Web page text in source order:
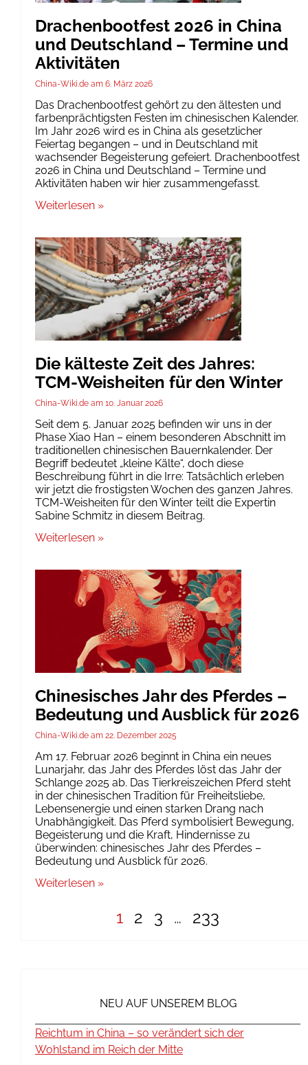
Drachenbootfest 2026 in China
und Deutschland – Termine und
Aktivitäten
China-Wiki.de 6. März 2026
Das Drachenbootfest gehört zu den ältesten und
farbenprächtigsten Festen im chinesischen Kalender.
Im Jahr 2026 wird es in China als gesetzlicher
Feiertag begangen – und in Deutschland mit
wachsender Begeisterung gefeiert. Drachenbootfest
2026 in China und Deutschland – Termine und
Aktivitäten haben wir hier zusammengefasst.
Weiterlesen »
Die kälteste Zeit des Jahres:
TCM-Weisheiten für den Winter
China-Wiki.de 10. Januar 2026
Seit dem 5. Januar 2025 befinden wir uns in der
Phase Xiao Han – einem besonderen Abschnitt im
traditionellen chinesischen Bauernkalender. Der
Begriff bedeutet „kleine Kälte“, doch diese
Beschreibung führt in die Irre: Tatsächlich erleben
wir jetzt die frostigsten Wochen des ganzen Jahres.
TCM-Weisheiten für den Winter teilt die Expertin
Sabine Schmitz in diesem Beitrag.
Weiterlesen »
Chinesisches Jahr des Pferdes –
Bedeutung und Ausblick für 2026
China-Wiki.de 22. Dezember 2025
Am 17. Februar 2026 beginnt in China ein neues
Lunarjahr, das Jahr des Pferdes löst das Jahr der
Schlange 2025 ab. Das Tierkreiszeichen Pferd steht
in der chinesischen Tradition für Freiheitsliebe,
Lebensenergie und einen starken Drang nach
Unabhängigkeit. Das Pferd symbolisiert Bewegung,
Begeisterung und die Kraft, Hindernisse zu
überwinden: chinesisches Jahr des Pferdes –
Bedeutung und Ausblick für 2026.
Weiterlesen »
1 2 3 … 233
NEU AUF UNSEREM BLOG
Reichtum in China – so verändert sich der
Wohlstand im Reich der Mitte